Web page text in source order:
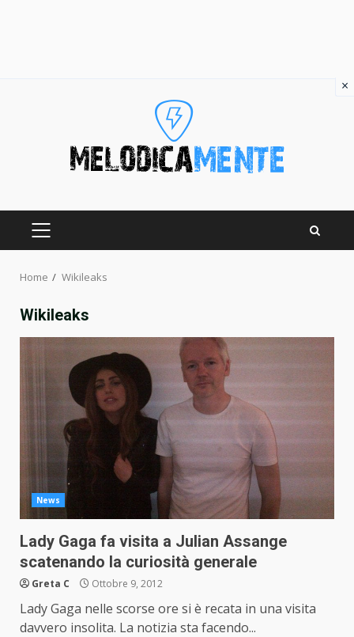
PRIMARY
Home Wikileaks
Wikileaks
News
Lady Gaga fa visita a Julian Assange
scatenando la curiosità generale
Greta C Ottobre 9, 2012
Lady Gaga nelle scorse ore si è recata in una visita
davvero insolita. La notizia sta facendo...
×